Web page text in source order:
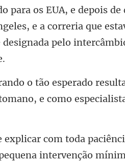
e a correria que
e c
intervenção